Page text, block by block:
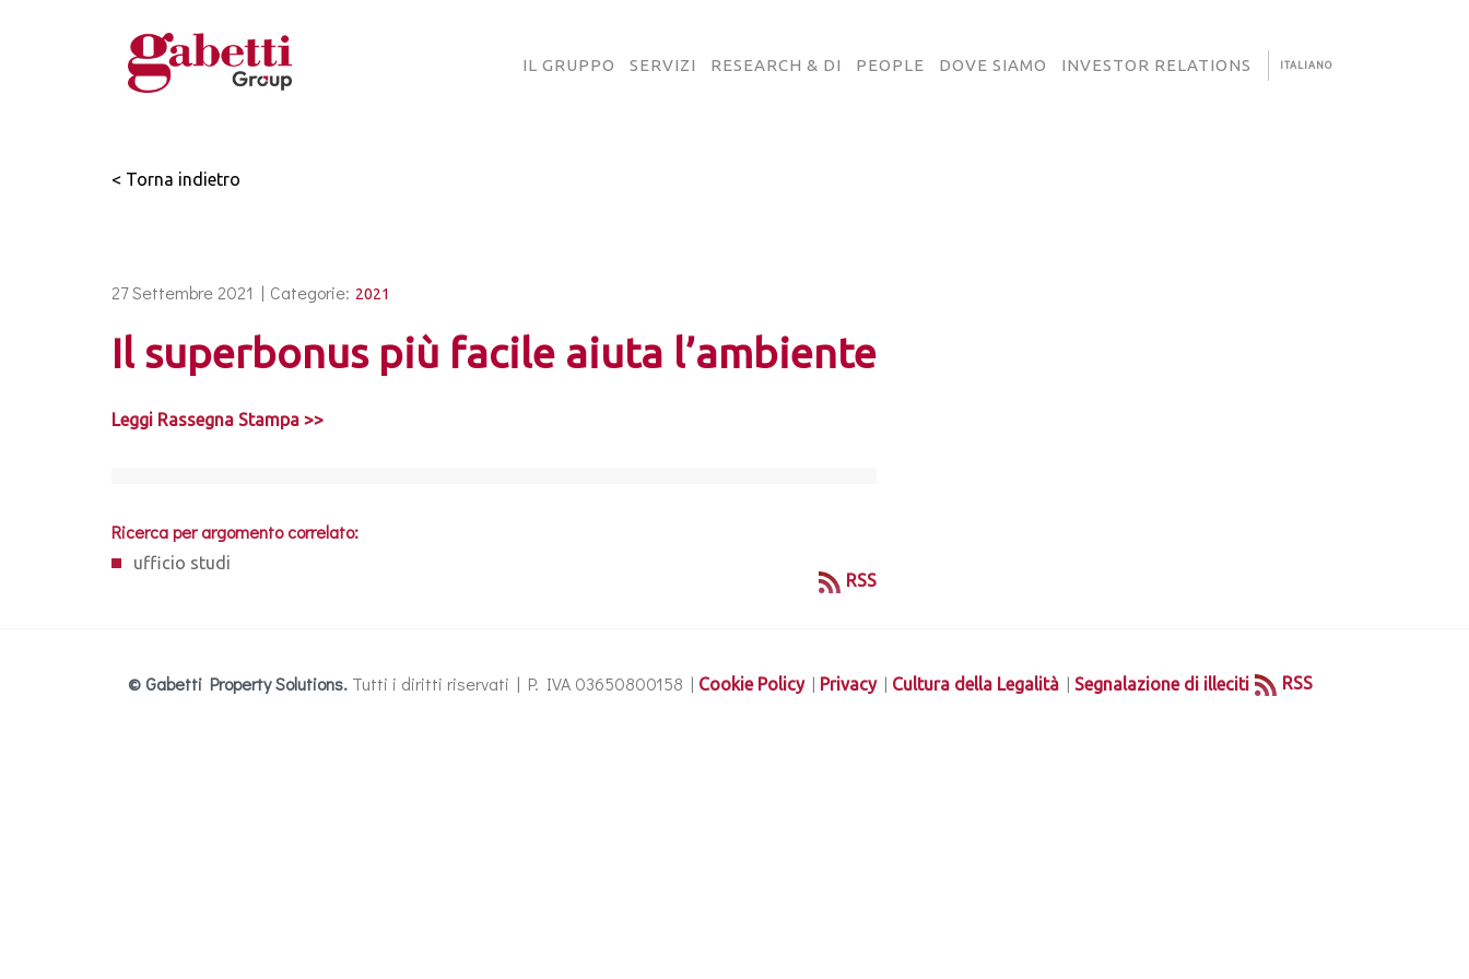
IL GRUPPO SERVIZI RESEARCH & DI PEOPLE DOVE SIAMO INVESTOR RELATIONS ITALIANO
< Torna indietro
27 Settembre 2021 | Categorie: 2021
Il superbonus più facile aiuta l’ambiente
Leggi Rassegna Stampa >>
Ricerca per argomento correlato:
ufficio studi
RSS
© Gabetti Property Solutions. Tutti i diritti riservati | P. IVA 03650800158 | Cookie Policy| Privacy| Cultura della Legalità | Segnalazione di illeciti RSS